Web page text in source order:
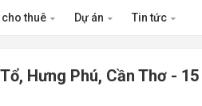
cho thuê Dự án Tin tức
Hưng Phú, Cần Thơ -